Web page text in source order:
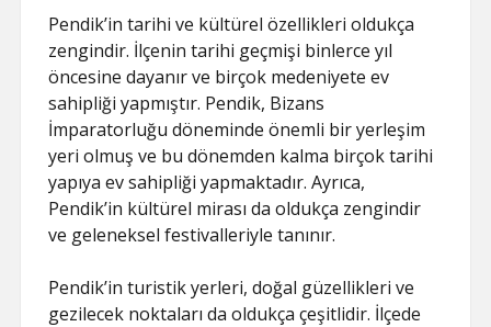
Pendik’in tarihi ve kültürel özellikleri oldukça
zengindir. İlçenin tarihi geçmişi binlerce yıl
öncesine dayanır ve birçok medeniyete ev
sahipliği yapmıştır. Pendik, Bizans
İmparatorluğu döneminde önemli bir yerleşim
yeri olmuş ve bu dönemden kalma birçok tarihi
yapıya ev sahipliği yapmaktadır. Ayrıca,
Pendik’in kültürel mirası da oldukça zengindir
ve geleneksel festivalleriyle tanınır.
Pendik’in turistik yerleri, doğal güzellikleri ve
gezilecek noktaları da oldukça çeşitlidir. İlçede